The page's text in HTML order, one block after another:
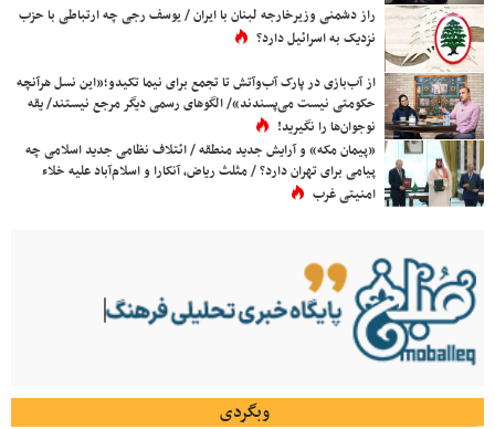
راز دشمنی وزیرخارجه لبنان با ایران / یوسف رجی چه ارتباطی با حزب
نزدیک به اسرائیل دارد؟
از آب‌بازی در پارک آب‌وآتش تا تجمع برای نیما تکیدو؛«این نسل هرآنچه
حکومتی نیست می‌پسندند»/ الگوهای رسمی دیگر مرجع نیستند/ یقه
نوجوان‌ها را نگیرید!
«پیمان مکه» و آرایش جدید منطقه / ائتلاف نظامی جدید اسلامی چه
پیامی برای تهران دارد؟ / مثلث ریاض، آنکارا و اسلام‌آباد علیه خلاء
امنیتی غرب
وبگردی